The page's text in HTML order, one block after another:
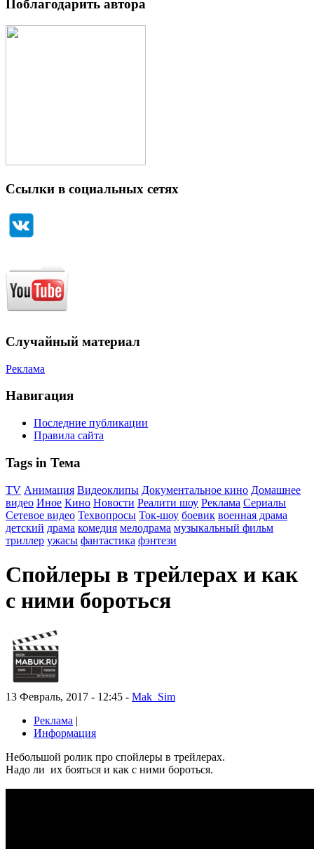
Поблагодарить автора
Ссылки в социальных сетях
Случайный материал
Реклама
Навигация
Последние публикации
Правила сайта
Tags in Тема
TV Анимация Видеоклипы Документальное кино Домашнее
видео Иное Кино Новости Реалити шоу Реклама Сериалы
Сетевое видео Техвопросы Ток-шоу боевик военная драма
детский драма комедия мелодрама музыкальный фильм
триллер ужасы фантастика фэнтези
Спойлеры в трейлерах и как
с ними бороться
13 Февраль, 2017 - 12:45 - Mak_Sim
Реклама |
Информация
Небольшой ролик про спойлеры в трейлерах.
Надо ли их бояться и как с ними бороться.